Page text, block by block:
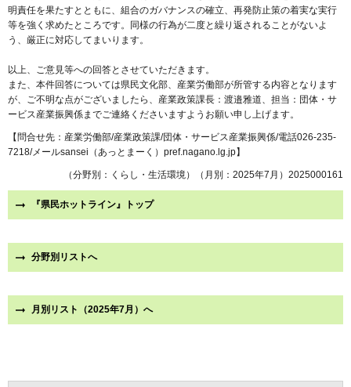
明責任を果たすとともに、組合のガバナンスの確立、再発防止策の着実な実行
等を強く求めたところです。同様の行為が二度と繰り返されることがないよ
う、厳正に対応してまいります。
以上、ご意見等への回答とさせていただきます。
また、本件回答については県民文化部、産業労働部が所管する内容となります
が、ご不明な点がございましたら、産業政策課長：渡邉雅道、担当：団体・サ
ービス産業振興係までご連絡くださいますようお願い申し上げます。
【問合せ先：産業労働部/産業政策課/団体・サービス産業振興係/電話026-235-
7218/メールsansei（あっとまーく）pref.nagano.lg.jp】
（分野別：くらし・生活環境）（月別：2025年7月）2025000161
『県民ホットライン』トップ
分野別リストへ
月別リスト（2025年7月）へ